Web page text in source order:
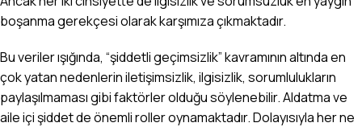
boşanma gerekçesi olarak karşımıza çıkmaktadır.
Bu veriler ışığında, “şiddetli geçimsizlik” kavramının altında en
çok yatan nedenlerin iletişimsizlik, ilgisizlik, sorumlulukların
paylaşılmaması gibi faktörler olduğu söylenebilir. Aldatma ve
aile içi şiddet de önemli roller oynamaktadır. Dolayısıyla her ne